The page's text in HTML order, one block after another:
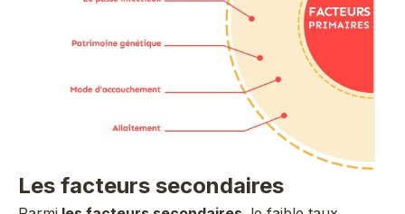
Les facteurs secondaires